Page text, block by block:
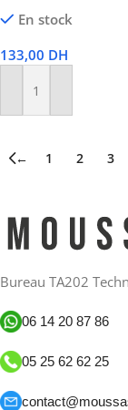
En stock
133,00 DH
Ajouter Au Panier
← 1 2 3
Bureau TA202
06 14 20 87 86
05 25 62 62 25